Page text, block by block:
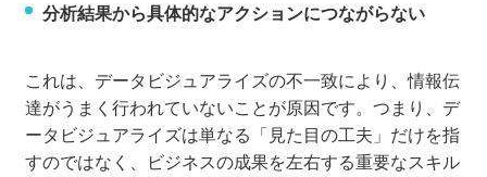
分析結果から具体的なアクションにつながらない
これは、データビジュアライズの不一致により、情報伝
達がうまく行われていないことが原因です。つまり、デ
ータビジュアライズは単なる「見た目の工夫」だけを指
すのではなく、ビジネスの成果を左右する重要なスキル